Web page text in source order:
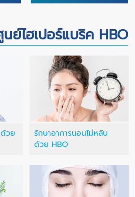
ย์ไฮเปอร์แบริค HBO
วย
รักษาอาการนอนไม่หลับ
ด้วย HBO